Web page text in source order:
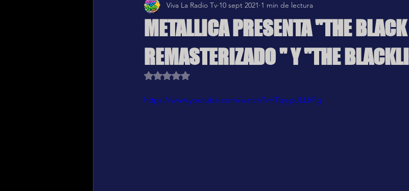
METALLICA PRESENTA "THE
REMASTERIZADO " Y "THE
Viva La Radio Tv 10 sept 2021 1 min de lectura
Obtuvo NaN de 5 estrellas.
https://www.youtube.com/watch?v=Tqy-pJLLhFg